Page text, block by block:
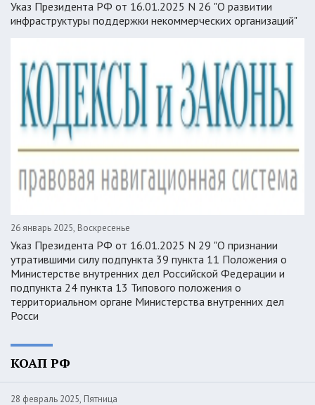
Указ Президента РФ от 16.01.2025 N 26 "О развитии
инфраструктуры поддержки некоммерческих организаций"
26 январь 2025, Воскресенье
Указ Президента РФ от 16.01.2025 N 29 "О признании
утратившими силу подпункта 39 пункта 11 Положения о
Министерстве внутренних дел Российской Федерации и
подпункта 24 пункта 13 Типового положения о
территориальном органе Министерства внутренних дел
Росси
КОАП РФ
28 февраль 2025, Пятница